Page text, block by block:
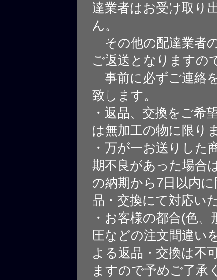
達業者はお受け取り
ん。
その他の配達業者
ご返送となりますの
事前に必ずご連絡
致します。
・返品、交換をご希
は無加工の物に限り
・万が一お送りした
期不良があった場合
の納期から7日以内
品・交換にて対応い
・お客様の都合(色、
圧などの注文間違い
よる返品・交換は不
ますので予めご了承